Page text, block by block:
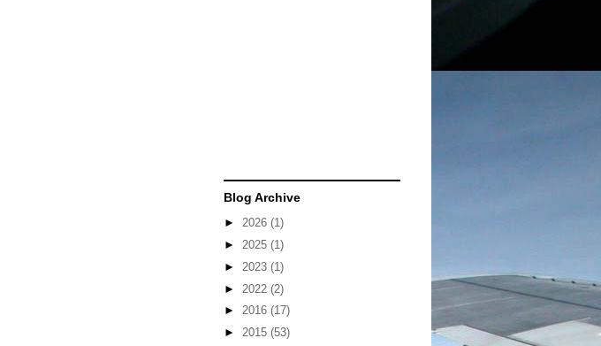
Blog Archive
► 2026 (1)
► 2025 (1)
► 2023 (1)
► 2022 (2)
► 2016 (17)
► 2015 (53)